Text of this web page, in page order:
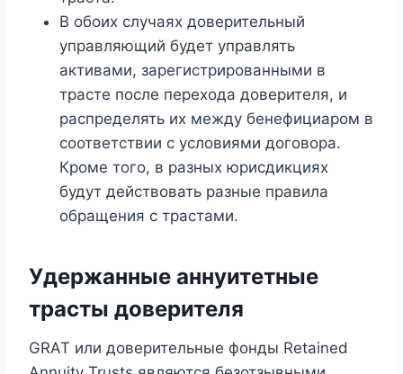
В обоих случаях доверительный
управляющий будет управлять
активами, зарегистрированными в
трасте после перехода доверителя, и
распределять их между бенефициаром в
соответствии с условиями договора.
Кроме того, в разных юрисдикциях
будут действовать разные правила
обращения с трастами.
Удержанные аннуитетные
трасты доверителя
GRAT или доверительные фонды Retained